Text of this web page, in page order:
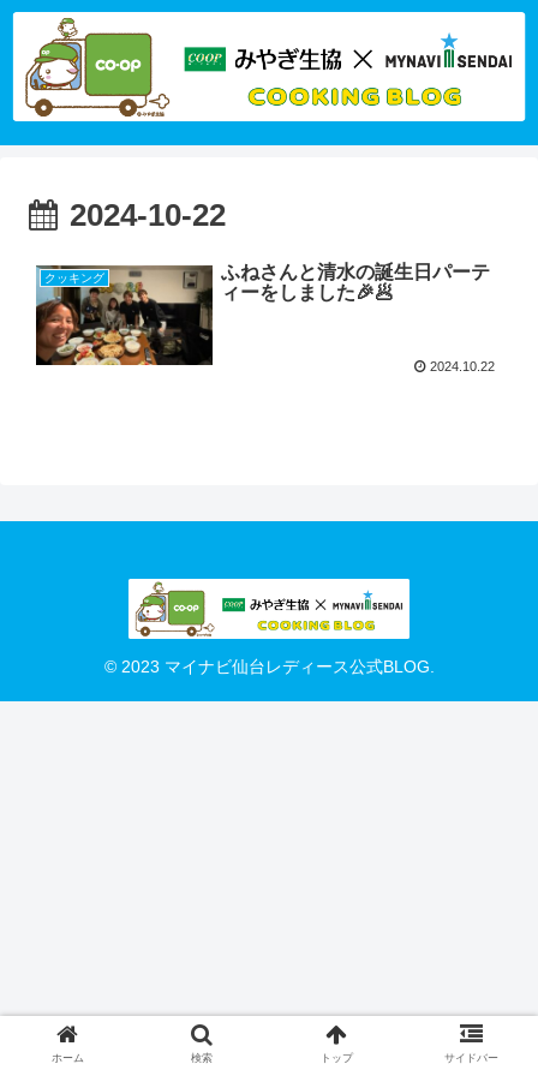
2024-10-22
クッキング
ふねさんと清水の誕生日パーテ
ィーをしました🎉🥟
2024.10.22
© 2023 マイナビ仙台レディース公式BLOG.
ホーム 検索 トップ サイドバー